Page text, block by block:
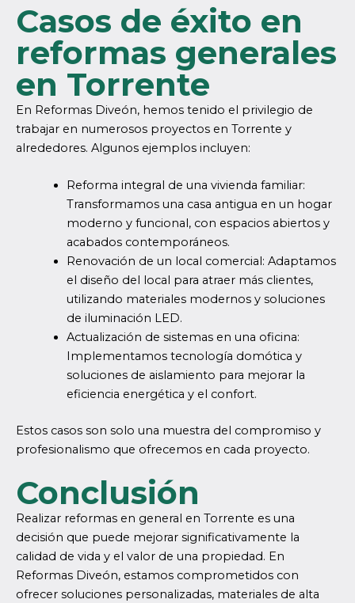
Casos de éxito en
reformas generales
en Torrente
En Reformas Diveón, hemos tenido el privilegio de
trabajar en numerosos proyectos en Torrente y
alrededores. Algunos ejemplos incluyen:
Reforma integral de una vivienda familiar:
Transformamos una casa antigua en un hogar
moderno y funcional, con espacios abiertos y
acabados contemporáneos.
Renovación de un local comercial: Adaptamos
el diseño del local para atraer más clientes,
utilizando materiales modernos y soluciones
de iluminación LED.
Actualización de sistemas en una oficina:
Implementamos tecnología domótica y
soluciones de aislamiento para mejorar la
eficiencia energética y el confort.
Estos casos son solo una muestra del compromiso y
profesionalismo que ofrecemos en cada proyecto.
Conclusión
Realizar reformas en general en Torrente es una
decisión que puede mejorar significativamente la
calidad de vida y el valor de una propiedad. En
Reformas Diveón, estamos comprometidos con
ofrecer soluciones personalizadas, materiales de alta